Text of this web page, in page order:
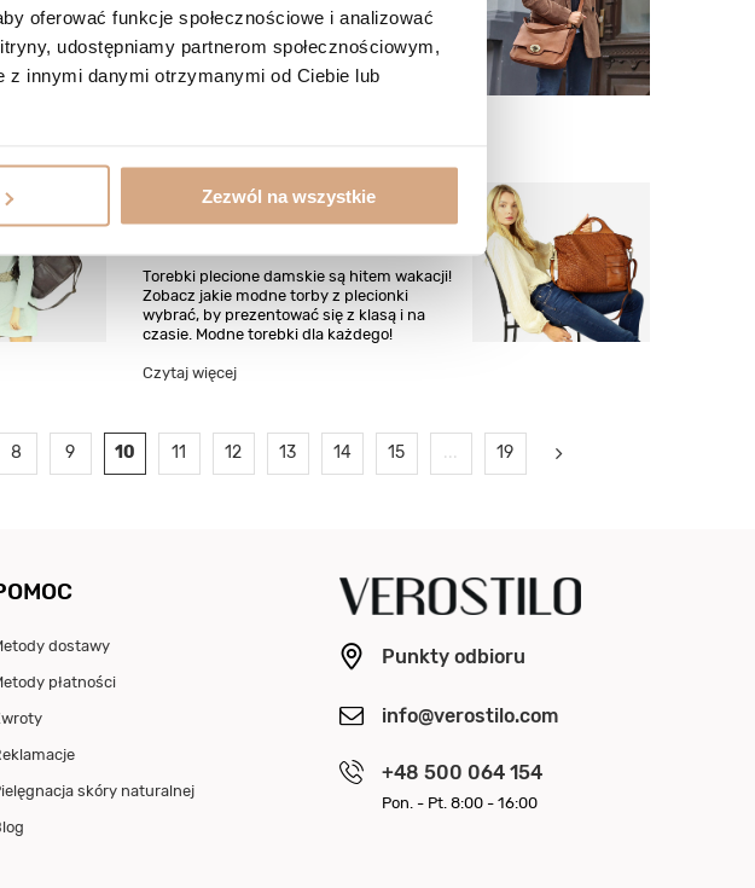
oferować funkcje społecznościowe i analizować
udostępniamy partnerom społecznościowym,
z innymi danymi otrzymanymi od Ciebie lub
Zezwól na wszystkie
Modne torebki damskie dla dojrzałych
kobiet - Jakie torebki skórzane najlepiej
sprawdzą się w przypadku seniorek?
Polecamy stylowe torby na każdą okazję!
Plecione torebki jako must-have
wakacyjnej garderoby
Torebki plecione damskie są hitem wakacji!
Zobacz jakie modne torby z plecionki
wybrać, by prezentować się z klasą i na
czasie. Modne torebki dla każdego!
Czytaj więcej
8 9 10 11 12 13 14 15 ... 19
dostawy
płatności
skóry naturalnej
Punkty odbioru
info@verostilo.com
+48 500 064 154
Pon. - Pt. 8:00 - 16:00